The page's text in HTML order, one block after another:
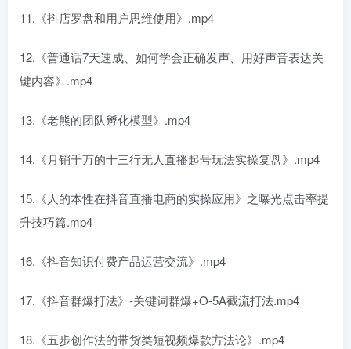
11.《抖店罗盘和用户思维使用》.mp4
12.《普通话7天速成、如何学会正确发声、用好声音表达关
键内容》.mp4
13.《老熊的团队孵化模型》.mp4
14.《月销千万的十三行无人直播起号玩法实操复盘》.mp4
15.《人的本性在抖音直播电商的实操应用》之曝光点击率提
升技巧篇.mp4
16.《抖音知识付费产品运营交流》.mp4
17.《抖音群爆打法》-关键词群爆+O-5A截流打法.mp4
18.《五步创作法的带货类短视频爆款方法论》.mp4